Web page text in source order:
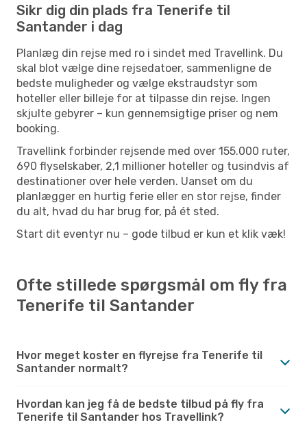
Sikr dig din plads fra Tenerife til
Santander i dag
Planlæg din rejse med ro i sindet med Travellink. Du
skal blot vælge dine rejsedatoer, sammenligne de
bedste muligheder og vælge ekstraudstyr som
hoteller eller billeje for at tilpasse din rejse. Ingen
skjulte gebyrer – kun gennemsigtige priser og nem
booking.
Travellink forbinder rejsende med over 155.000 ruter,
690 flyselskaber, 2,1 millioner hoteller og tusindvis af
destinationer over hele verden. Uanset om du
planlægger en hurtig ferie eller en stor rejse, finder
du alt, hvad du har brug for, på ét sted.
Start dit eventyr nu – gode tilbud er kun et klik væk!
Ofte stillede spørgsmål om fly fra
Tenerife til Santander
Hvor meget koster en flyrejse fra Tenerife til
Santander normalt?
Hvordan kan jeg få de bedste tilbud på fly fra
Tenerife til Santander hos Travellink?